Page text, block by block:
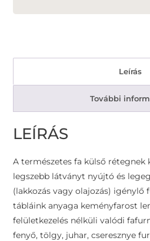
Leírás
További
LEÍRÁS
A természetes fa külső rétegnek
legszebb látványt nyújtó és
(lakkozás vagy olajozás) igénylő
tábláink anyaga keményfarost
felületkezelés nélküli valódi
fenyő, tölgy, juhar, cseresznye